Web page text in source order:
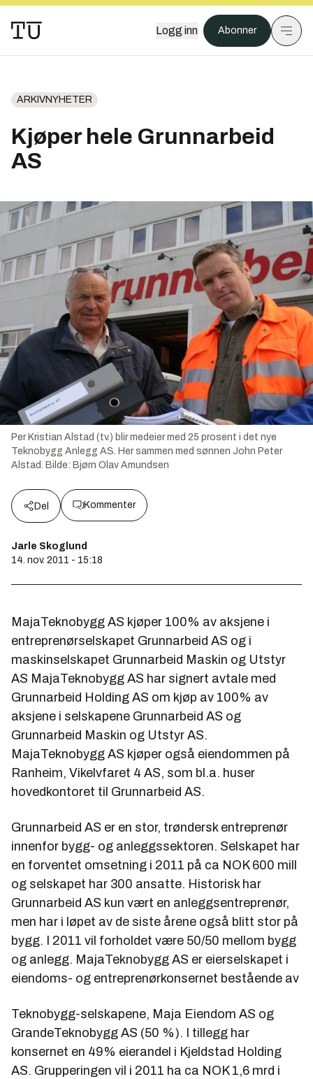
Logg inn Abonner
ARKIVNYHETER
Kjøper hele Grunnarbeid
AS
Per Kristian Alstad (tv.) blir medeier med 25 prosent i det nye
Teknobygg Anlegg AS. Her sammen med sønnen John Peter
Alstad. Bilde: Bjørn Olav Amundsen
Del Kommenter
Jarle Skoglund
14. nov. 2011 - 15:18
MajaTeknobygg AS kjøper 100% av aksjene i
entreprenørselskapet Grunnarbeid AS og i
maskinselskapet Grunnarbeid Maskin og Utstyr
AS MajaTeknobygg AS har signert avtale med
Grunnarbeid Holding AS om kjøp av 100% av
aksjene i selskapene Grunnarbeid AS og
Grunnarbeid Maskin og Utstyr AS.
MajaTeknobygg AS kjøper også eiendommen på
Ranheim, Vikelvfaret 4 AS, som bl.a. huser
hovedkontoret til Grunnarbeid AS.
Grunnarbeid AS er en stor, trøndersk entreprenør
innenfor bygg- og anleggssektoren. Selskapet har
en forventet omsetning i 2011 på ca NOK 600 mill
og selskapet har 300 ansatte. Historisk har
Grunnarbeid AS kun vært en anleggsentreprenør,
men har i løpet av de siste årene også blitt stor på
bygg. I 2011 vil forholdet være 50/50 mellom bygg
og anlegg. MajaTeknobygg AS er eierselskapet i
eiendoms- og entreprenørkonsernet bestående av
Teknobygg-selskapene, Maja Eiendom AS og
GrandeTeknobygg AS (50 %). I tillegg har
konsernet en 49% eierandel i Kjeldstad Holding
AS. Grupperingen vil i 2011 ha ca NOK 1,6 mrd i